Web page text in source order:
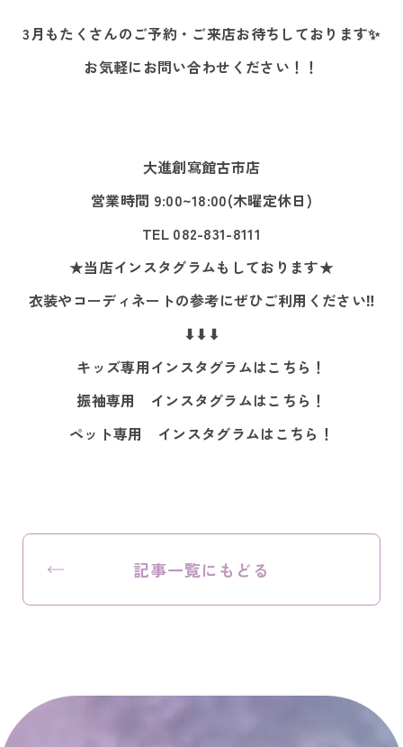
3月もたくさんのご予約・ご来店お待ちしております✨
お気軽にお問い合わせください！！
大進創寫館古市店
営業時間 9:00~18:00(木曜定休日)
TEL 082-831-8111
★当店インスタグラムもしております★
衣装やコーディネートの参考にぜひご利用ください‼
⬇⬇⬇
キッズ専用インスタグラムはこちら！
振袖専用 インスタグラムはこちら！
ペット専用 インスタグラムはこちら！
記事一覧にもどる